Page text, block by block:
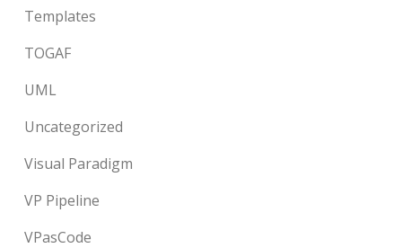
Templates
TOGAF
UML
Uncategorized
Visual Paradigm
VP Pipeline
VPasCode